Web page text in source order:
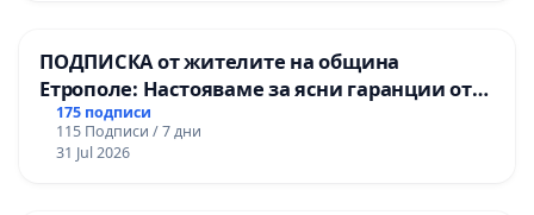
ПОДПИСКА от жителите на община
Етрополе: Настояваме за ясни гаранции от
“Елаците-МЕД” АД и от държавата, че ще се
изпълнят всички екологични норми!
175 подписи
115 Подписи / 7 дни
31 Jul 2026